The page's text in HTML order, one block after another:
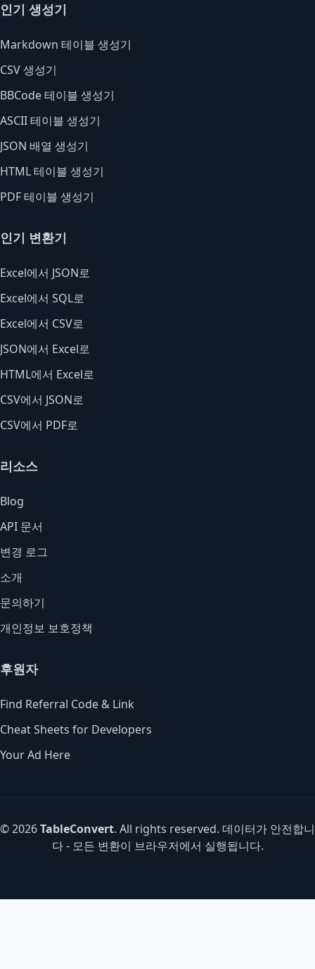
인기 생성기
Markdown 테이블 생성기
CSV 생성기
BBCode 테이블 생성기
ASCII 테이블 생성기
JSON 배열 생성기
HTML 테이블 생성기
PDF 테이블 생성기
인기 변환기
Excel에서 JSON로
Excel에서 SQL로
Excel에서 CSV로
JSON에서 Excel로
HTML에서 Excel로
CSV에서 JSON로
CSV에서 PDF로
리소스
Blog
API 문서
변경 로그
소개
문의하기
개인정보 보호정책
후원자
Find Referral Code & Link
Cheat Sheets for Developers
Your Ad Here
© 2026TableConvert. All rights reserved. 데이터가 안전합니
다 - 모든 변환이 브라우저에서 실행됩니다.